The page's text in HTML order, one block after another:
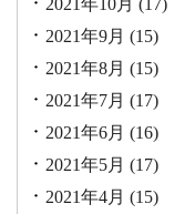
2021年10月 (17)
2021年9月 (15)
2021年8月 (15)
2021年7月 (17)
2021年6月 (16)
2021年5月 (17)
2021年4月 (15)